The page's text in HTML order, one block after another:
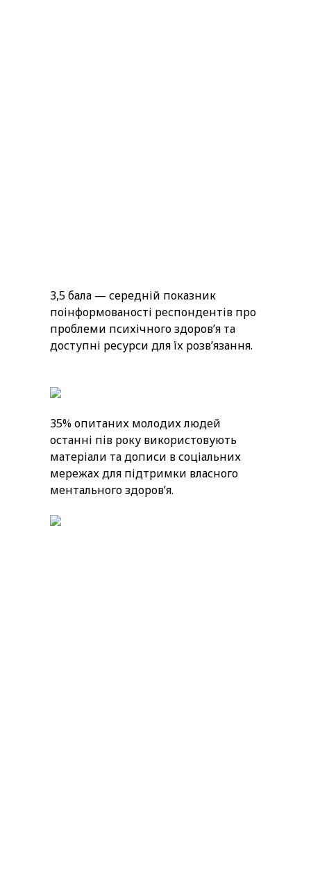
3,5 бала — середній показник
поінформованості респондентів про
проблеми психічного здоровʼя та
доступні ресурси для їх розв’язання.
35% опитаних молодих людей
останні пів року використовують
матеріали та дописи в соціальних
мережах для підтримки власного
ментального здоровʼя.